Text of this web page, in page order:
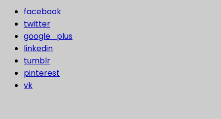
facebook
twitter
google_plus
linkedin
tumblr
pinterest
vk